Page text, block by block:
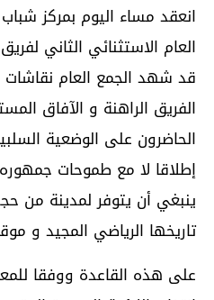
انعقد مساء اليوم بمركز
العام الاستثنائي الثاني
قد شهد الجمع العام
الفريق الراهنة و الآفاق
الحاضرون على الوضعية
إطلاقا لا مع طموحات
ينبغي أن يتوفر لمدينة من
تاريخها الرياضي المجيد و
على هذه القاعدة ووفقا